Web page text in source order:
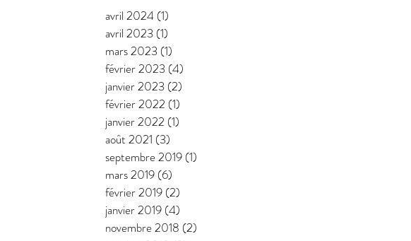
avril 2024 (1)
avril 2023 (1)
mars 2023 (1)
février 2023 (4)
janvier 2023 (2)
février 2022 (1)
janvier 2022 (1)
août 2021 (3)
septembre 2019 (1)
mars 2019 (6)
février 2019 (2)
janvier 2019 (4)
novembre 2018 (2)